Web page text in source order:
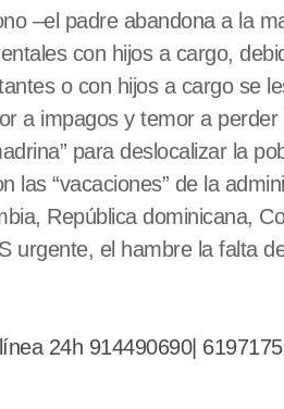
–el padre abandona a la
con hijos a cargo,
o con hijos a cargo se
a impagos y temor a
para deslocalizar la
las “vacaciones” de la
República dominicana,
urgente, el hambre la falta
24h 914490690|